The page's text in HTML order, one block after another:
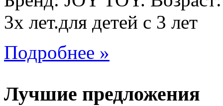
3х лет.для детей с 3 лет
Подробнее »
Лучшие предложения